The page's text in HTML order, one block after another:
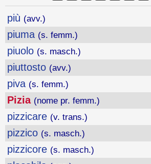
più (avv.)
piuma (s. femm.)
piuolo (s. masch.)
piuttosto (avv.)
piva (s. femm.)
Pizia (nome pr. femm.)
pizzicare (v. trans.)
pizzico (s. masch.)
pizzicore (s. masch.)